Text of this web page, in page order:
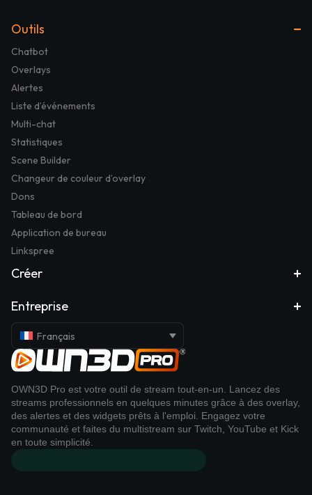
Outils
Chatbot
Overlays
Alertes
Liste d’événements
Multi-chat
Statistiques
Scene Builder
Changeur de couleur d’overlay
Dons
Tableau de bord
Application de bureau
Linkspree
Créer
Entreprise
Français
OWN3D Pro est votre outil de stream tout-en-un. Lancez des
streams professionnels en quelques minutes grâce à des overlay,
des alertes et des widgets prêts à l'emploi. Engagez votre
communauté et faites du multistream sur Twitch, YouTube et Kick
en toute simplicité.